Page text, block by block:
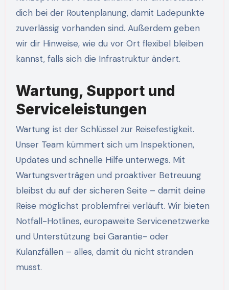
dich bei der Routenplanung, damit Ladepunkte
zuverlässig vorhanden sind. Außerdem geben
wir dir Hinweise, wie du vor Ort flexibel bleiben
kannst, falls sich die Infrastruktur ändert.
Wartung, Support und
Serviceleistungen
Wartung ist der Schlüssel zur Reisefestigkeit.
Unser Team kümmert sich um Inspektionen,
Updates und schnelle Hilfe unterwegs. Mit
Wartungsverträgen und proaktiver Betreuung
bleibst du auf der sicheren Seite – damit deine
Reise möglichst problemfrei verläuft. Wir bieten
Notfall-Hotlines, europaweite Servicenetzwerke
und Unterstützung bei Garantie- oder
Kulanzfällen – alles, damit du nicht stranden
musst.